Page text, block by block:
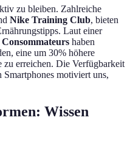
zu bleiben. Zahlreiche
Nike Training Club, bieten
Laut einer
haben
eine um 30% höhere
zu erreichen. Die Verfügbarkeit
motiviert uns,
Wissen